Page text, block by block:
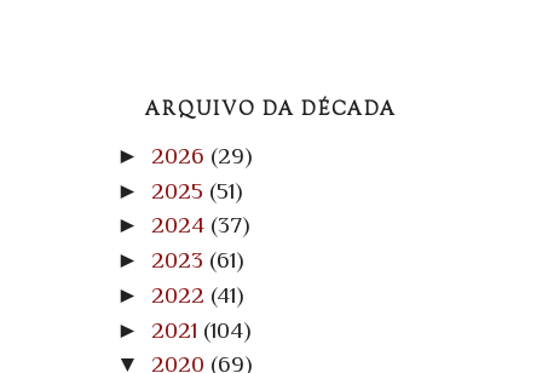
ARQUIVO DA DÉCADA
► 2026 (29)
► 2025 (51)
► 2024 (37)
► 2023 (61)
► 2022 (41)
► 2021 (104)
▼ 2020 (69)